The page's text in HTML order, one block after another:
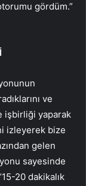
gördüm.”
ve
işbirliği yaparak
izleyerek bize
gelen
sayesinde
20 dakikalık